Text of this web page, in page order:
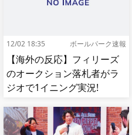
12/02 18:35 ボールパーク速報
【海外の反応】フィリーズ
のオークション落札者がラ
ジオで1イニング実況!